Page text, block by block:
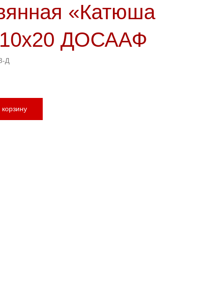
INFO@YUNARMY.INFO
«Катюша
ДОСААФ
Д